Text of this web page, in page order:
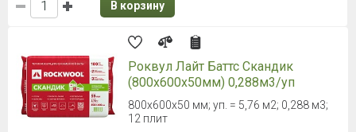
В корзину
Роквул Лайт Баттс Скандик
(800х600х50мм) 0,288м3/уп
800x600x50 мм; уп. = 5,76 м2; 0,288 м3;
12 плит